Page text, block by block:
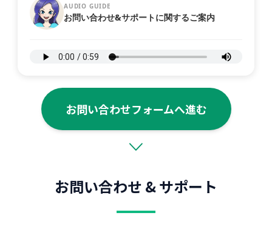
AUDIO GUIDE
お問い合わせ&サポートに関するご案内
お問い合わせフォームへ進む
お問い合わせ & サポート